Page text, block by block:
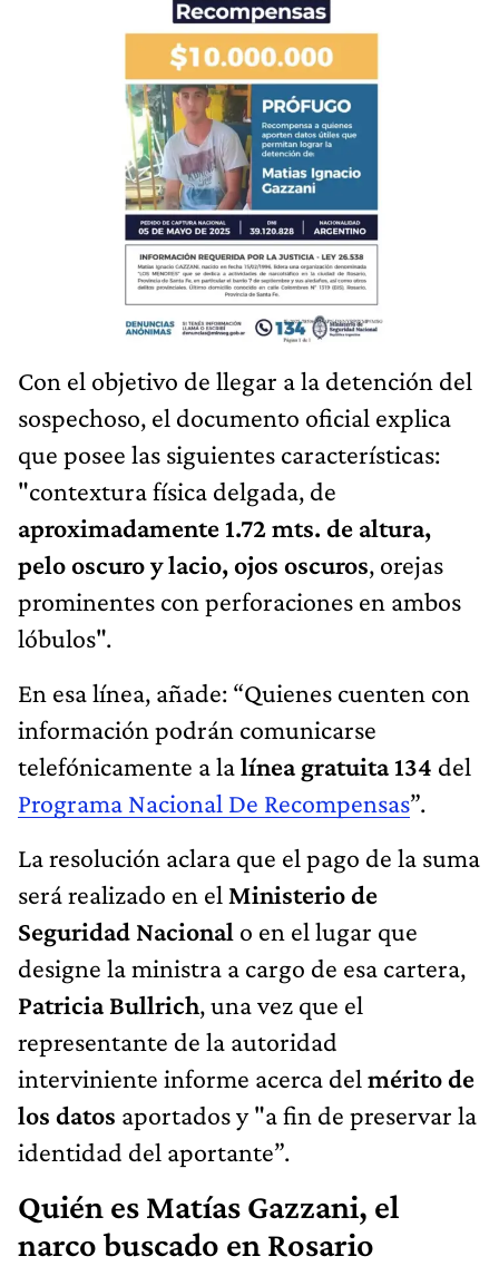
Con el objetivo de llegar a la detención del
sospechoso, el documento oficial explica
que posee las siguientes características:
"contextura física delgada, de
aproximadamente 1.72 mts. de altura,
pelo oscuro y lacio, ojos oscuros, orejas
prominentes con perforaciones en ambos
lóbulos".
En esa línea, añade: “Quienes cuenten con
información podrán comunicarse
telefónicamente a lalínea gratuita 134 del
Programa Nacional De Recompensas”.
La resolución aclara que el pago de la suma
será realizado en el Ministerio de
Seguridad Nacional o en el lugar que
designe la ministra a cargo de esa cartera,
Patricia Bullrich, una vez que el
representante de la autoridad
interviniente informe acerca del mérito de
los datos aportados y "a fin de preservar la
identidad del aportante”.
Quién es Matías Gazzani, el
narco buscado en Rosario